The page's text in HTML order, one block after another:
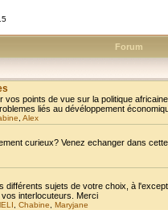
Forum
points de vue sur la politique
liés au dévéloppement
Alex
curieux? Venez echanger dans
différents sujets de votre choix, à
interlocuteurs. Merci
Chabine Maryjane